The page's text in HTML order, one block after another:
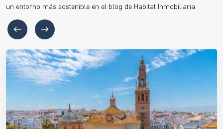
un entorno más sostenible en el blog de Habitat Inmobiliaria.